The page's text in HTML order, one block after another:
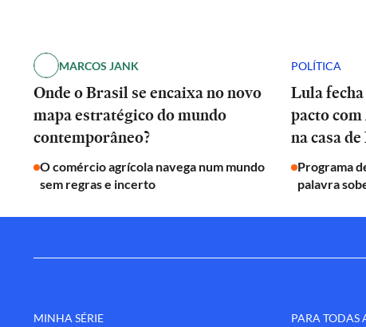
MARCOS JANK
Onde o Brasil se encaixa no novo
mapa estratégico do mundo
contemporâneo?
O comércio agrícola navega num mundo
sem regras e incerto
POLÍTICA
Lula
pacto
na casa
Programa
palavra
MINHA SÉRIE PARA TODAS